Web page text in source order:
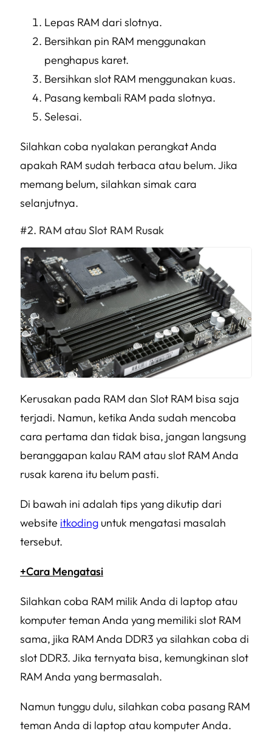
Lepas RAM dari slotnya.
Bersihkan pin RAM menggunakan
penghapus karet.
Bersihkan slot RAM menggunakan kuas.
Pasang kembali RAM pada slotnya.
Selesai.
Silahkan coba nyalakan perangkat Anda
apakah RAM sudah terbaca atau belum. Jika
memang belum, silahkan simak cara
selanjutnya.
RAM atau Slot RAM Rusak
Kerusakan pada RAM dan Slot RAM bisa saja
terjadi. Namun, ketika Anda sudah mencoba
cara pertama dan tidak bisa, jangan langsung
beranggapan kalau RAM atau slot RAM Anda
rusak karena itu belum pasti.
Di bawah ini adalah tips yang dikutip dari
website itkoding untuk mengatasi masalah
tersebut.
+Cara Mengatasi
Silahkan coba RAM milik Anda di laptop atau
komputer teman Anda yang memiliki slot RAM
sama, jika RAM Anda DDR3 ya silahkan coba di
slot DDR3. Jika ternyata bisa, kemungkinan slot
RAM Anda yang bermasalah.
Namun tunggu dulu, silahkan coba pasang RAM
teman Anda di laptop atau komputer Anda.